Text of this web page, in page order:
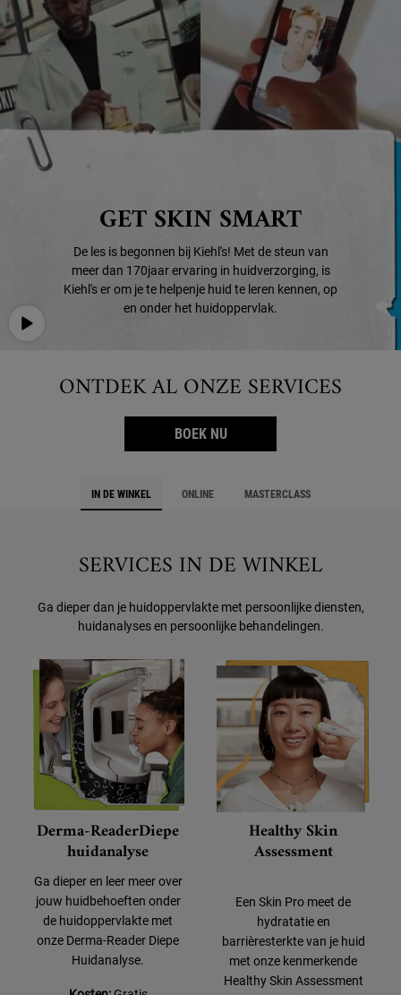
GET SKIN SMART
De les is begonnen bij Kiehl's! Met de steun van
meer dan 170jaar ervaring in huidverzorging, is
Kiehl's er om je te helpenje huid te leren kennen, op
en onder het huidoppervlak.
ONTDEK AL ONZE SERVICES
BOEK NU
IN DE WINKEL ONLINE MASTERCLASS
SERVICES IN DE WINKEL
Ga dieper dan je huidoppervlakte met persoonlijke diensten,
huidanalyses en persoonlijke behandelingen.
Derma-ReaderDiepe
huidanalyse
Ga dieper en leer meer over
jouw huidbehoeften onder
de huidoppervlakte met
onze Derma-Reader Diepe
Huidanalyse.
Healthy Skin
Assessment
Een Skin Pro meet de
hydratatie en
barrièresterkte van je huid
met onze kenmerkende
Healthy Skin Assessment